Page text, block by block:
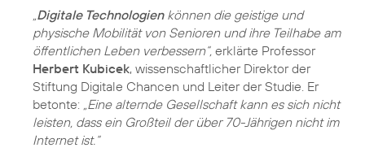
„Digitale Technologienkönnen die geistige und
physische Mobilität von Senioren und ihre Teilhabe am
öffentlichen Leben verbessern“, erklärte Professor
Herbert Kubicek, wissenschaftlicher Direktor der
Stiftung Digitale Chancen und Leiter der Studie. Er
betonte: „Eine alternde Gesellschaft kann es sich nicht
leisten, dass ein Großteil der über 70-Jährigen nicht im
Internet ist.“